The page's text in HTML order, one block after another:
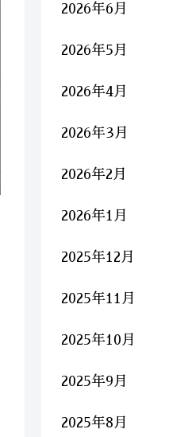
2026年6月
2026年5月
2026年4月
2026年3月
2026年2月
2026年1月
2025年12月
2025年11月
2025年10月
2025年9月
2025年8月